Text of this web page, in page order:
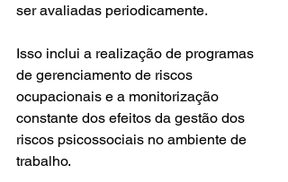
ser avaliadas periodicamente.
Isso inclui a realização de programas
de gerenciamento de riscos
ocupacionais e a monitorização
constante dos efeitos da gestão dos
riscos psicossociais no ambiente de
trabalho.